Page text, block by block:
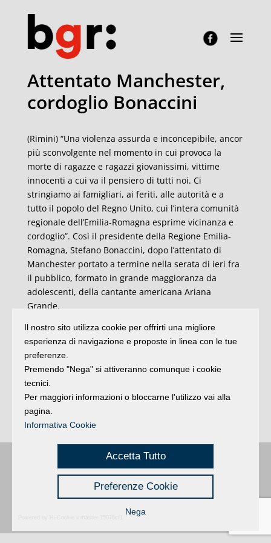
Attentato Manchester,
cordoglio Bonaccini
(Rimini) “Una violenza assurda e inconcepibile, ancor
più sconvolgente nel momento in cui provoca la
morte di ragazze e ragazzi giovanissimi, vittime
innocenti a cui va il pensiero di tutti noi. Ci
stringiamo ai famigliari, ai feriti, alle autorità e a
tutto il popolo del Regno Unito, cui l’intera comunità
regionale dell’Emilia-Romagna esprime vicinanza e
cordoglio”. Così il presidente della Regione Emilia-
Romagna, Stefano Bonaccini, dopo l’attentato di
Manchester portato a termine nella serata di ieri fra
il pubblico, formato in grande maggioranza da
adolescenti, della cantante americana Ariana
Grande.
pensarle- prosegue Bonaccini- vediamo invece
divenire realtà azioni dettate dall’odio, prive di
alcuna giustificazione o radice plausibile in qualsiasi
riflessione o analisi. Azioni che, unite all’immenso
dolore per ciò che provocano, vanno contrastate con
rigore e fermezza, insieme ai principi di civiltà e
democrazia alla base della nostra società”.
registrazione n. 2 /28/02/2012|© 2024 buongiornoRimini
Privacy | Credits
Il nostro sito utilizza cookie per offrirti una migliore
esperienza di navigazione e proposte in linea con le tue
preferenze.
Premendo "Nega" si attiveranno comunque i cookie
tecnici.
Per maggiori informazioni o bloccarne l'utilizzo vai alla
pagina.
Informativa Cookie
Accetta Tutto
Preferenze Cookie
Nega